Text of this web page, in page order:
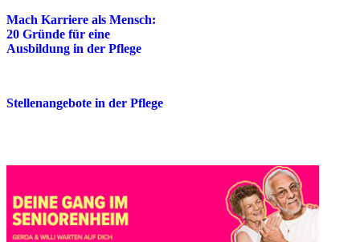
Mach Karriere als Mensch:
20 Gründe für eine
Ausbildung in der Pflege
Stellenangebote in der Pflege